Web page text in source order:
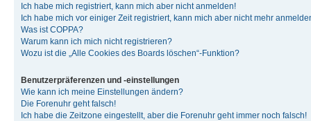
Ich habe mich registriert, kann mich aber nicht anmelden!
Ich habe mich vor einiger Zeit registriert, kann mich aber nicht mehr
Was ist COPPA?
Warum kann ich mich nicht registrieren?
Wozu ist die „Alle Cookies des Boards löschen“-Funktion?
Benutzerpräferenzen und -einstellungen
Wie kann ich meine Einstellungen ändern?
Die Forenuhr geht falsch!
Ich habe die Zeitzone eingestellt, aber die Forenuhr geht immer noch falsch!